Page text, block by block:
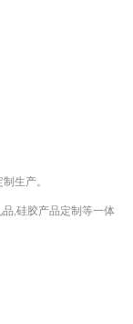
生产。
品,硅胶产品定制等一体